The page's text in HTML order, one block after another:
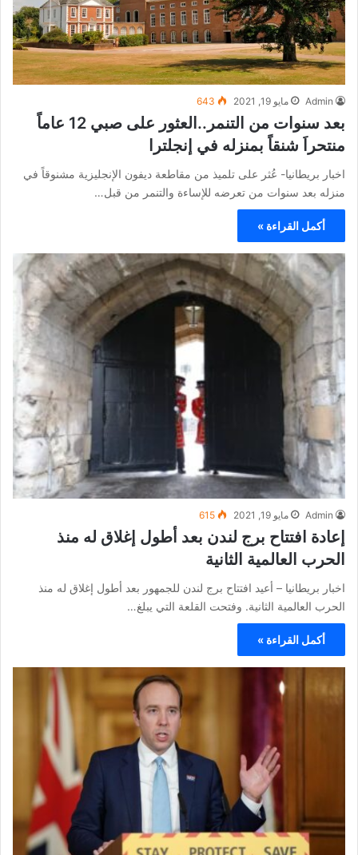
Admin مايو 19, 2021 643
بعد سنوات من التنمر..العثور على صبي 12 عاماً
منتحراَ شنقاً بمنزله في إنجلترا
اخبار بريطانيا- عُثر على تلميذ من مقاطعة ديفون الإنجليزية مشنوقاً في
منزله بعد سنوات من تعرضه للإساءة والتنمر من قبل…
أكمل القراءة »
Admin مايو 19, 2021 615
إعادة افتتاح برج لندن بعد أطول إغلاق له منذ
الحرب العالمية الثانية
اخبار بريطانيا – أعيد افتتاح برج لندن للجمهور بعد أطول إغلاق له منذ
الحرب العالمية الثانية. وفتحت القلعة التي يبلغ…
أكمل القراءة »